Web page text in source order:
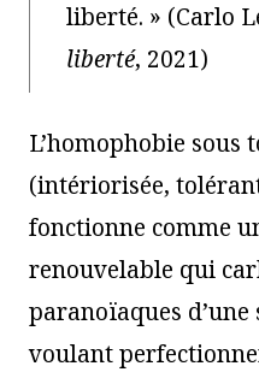
liberté. » (Carlo
liberté, 2021)
L’homophobie sous
(intériorisée,
fonctionne comme
renouvelable qui
paranoïaques
voulant